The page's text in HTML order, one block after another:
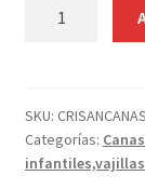
Y
CUBIERTOS
cantidad
SKU:
Categorías: